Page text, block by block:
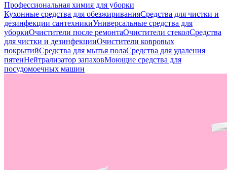
Профессиональная химия для уборки
Кухонные средства для обезжириванияСредства для чистки и
дезинфекции сантехникиУниверсальные средства для
уборкиОчистители после ремонтаОчистители стеколСредства
для чистки и дезинфекцииОчистители ковровых
покрытийСредства для мытья полаСредства для удаления
пятенНейтрализатор запаховМоющие средства для
посудомоечных машин